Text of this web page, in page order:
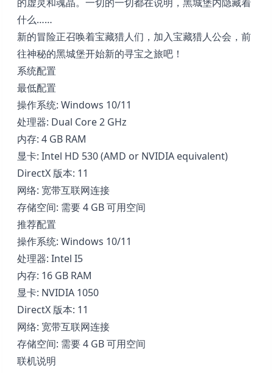
什么……
新的冒险正召唤着宝藏猎人们，加入宝藏猎人公会，前
往神秘的黑城堡开始新的寻宝之旅吧！
系统配置
最低配置
操作系统: Windows 10/11
处理器: Dual Core 2 GHz
内存: 4 GB RAM
显卡: Intel HD 530 (AMD or NVIDIA equivalent)
DirectX 版本: 11
网络: 宽带互联网连接
存储空间: 需要 4 GB 可用空间
推荐配置
操作系统: Windows 10/11
处理器: Intel I5
内存: 16 GB RAM
显卡: NVIDIA 1050
DirectX 版本: 11
网络: 宽带互联网连接
存储空间: 需要 4 GB 可用空间
联机说明